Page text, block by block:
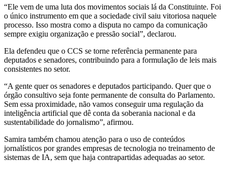
“Ele vem de uma luta dos movimentos sociais lá da Constituinte. Foi
o único instrumento em que a sociedade civil saiu vitoriosa naquele
processo. Isso mostra como a disputa no campo da comunicação
sempre exigiu organização e pressão social”, declarou.
Ela defendeu que o CCS se torne referência permanente para
deputados e senadores, contribuindo para a formulação de leis mais
consistentes no setor.
“A gente quer os senadores e deputados participando. Quer que o
órgão consultivo seja fonte permanente de consulta do Parlamento.
Sem essa proximidade, não vamos conseguir uma regulação da
inteligência artificial que dê conta da soberania nacional e da
sustentabilidade do jornalismo”, afirmou.
Samira também chamou atenção para o uso de conteúdos
jornalísticos por grandes empresas de tecnologia no treinamento de
sistemas de IA, sem que haja contrapartidas adequadas ao setor.